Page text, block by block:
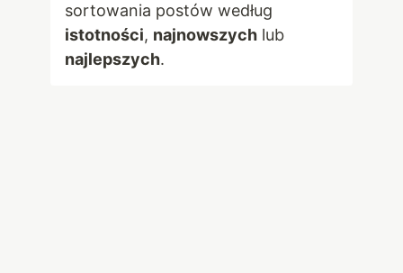
sortowania postów według
istotności, najnowszych lub
najlepszych.